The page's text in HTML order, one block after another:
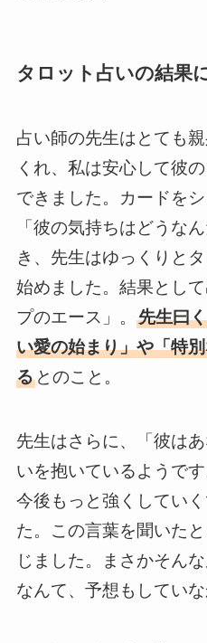
タロット占いの結果
占い師の先生はとても
くれ、私は安心して彼
できました。カードをシ
「彼の気持ちはどうな
き、先生はゆっくりと
始めました。結果とし
プのエース」。 先生曰
い愛の始まり」や「特
るとのこと。
先生はさらに、「彼は
いを抱いているようで
今後もっと強くしてい
た。この言葉を聞いた
じました。まさかそん
なんて、予想もしていな